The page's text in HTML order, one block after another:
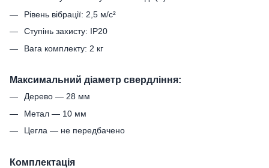
Рівень вібрації: 2,5 м/с²
Ступінь захисту: IP20
Вага комплекту: 2 кг
Максимальний діаметр свердління:
Дерево — 28 мм
Метал — 10 мм
Цегла — не передбачено
Комплектація